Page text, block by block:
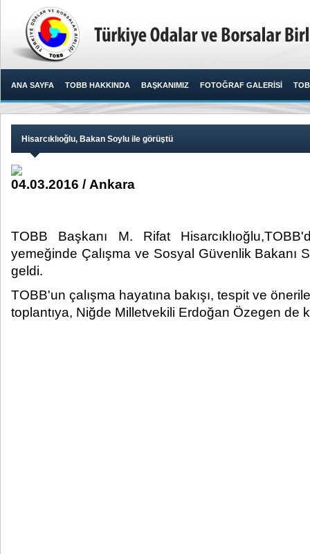
ANA SAYFA TOBB HAKKINDA BAŞKANIMIZ FOTOĞRAF GALERİSİ
Hisarcıklıoğlu, Bakan Soylu ile görüştü
04.03.2016 / Ankara
TOBB Başkanı M. Rifat
yemeğinde Çalışma ve Sosyal Güvenlik Bakanı
geldi.​
TOBB'un çalışma hayatına bakışı, tespit ve
toplantıya, Niğde Milletvekili Erdoğan Özegen de